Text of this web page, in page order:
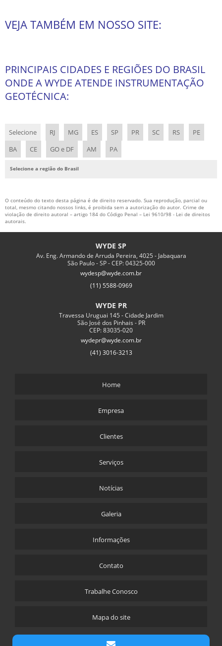
PERFURAÇÃO EM ROCHA
REBAIXAMENTO DE LENÇOL FREÁTICO
REFORÇO DE FUNDAÇÃO
SONDAGEM A PERCUSSÃO
SONDAGEM A PERCUSSÃO COM TORQUE
SONDAGEM GEOTÉCNICA
SONDAGEM ROTATIVA
SONDAGEM SPT T
TIRANTE DEFINITIVO
CONCRETO PROJETADO PREÇO
EMPRESAS QUE EXECUTAM ESTACA RAIZ
PROVA DE CARGA ESTÁTICA FUNDAÇÕES
SERVIÇO DE SONDAGEM DE SOLO
SOLO GRAMPEADO EXECUÇÃO
SOLO GRAMPEADO COM CONCRETO PROJETADO
VEJA TAMBÉM EM NOSSO SITE:
PRINCIPAIS CIDADES E REGIÕES DO BRASIL
ONDE A WYDE ATENDE INSTRUMENTAÇÃO
GEOTÉCNICA:
Selecione RJ MG ES SP PR SC RS
PE
BA
CE GO e DF AM PA
Selecione a região do Brasil
O conteúdo do texto desta página é de direito reservado. Sua reprodução, parcial ou
total, mesmo citando nossos links, é proibida sem a autorização do autor. Crime de
violação de direito autoral – artigo 184 do Código Penal – Lei 9610/98 - Lei de direitos
autorais.
WYDE SP
Av. Eng. Armando de Arruda Pereira, 4025 - Jabaquara
São Paulo - SP - CEP: 04325-000
wydesp@wyde.com.br
(11) 5588-0969
WYDE PR
Travessa Uruguai 145 - Cidade Jardim
São José dos Pinhais - PR
CEP: 83035-020
wydepr@wyde.com.br
(41) 3016-3213
Home
Empresa
Clientes
Serviços
Notícias
Galeria
Informações
Contato
Trabalhe Conosco
Mapa do site